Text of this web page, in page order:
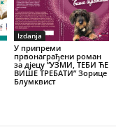
Izdanja
У припреми
првонаграђени роман
за дјецу ”УЗМИ, ТЕБИ ЋЕ
ВИШЕ ТРЕБАТИ” Зорице
Блумквист